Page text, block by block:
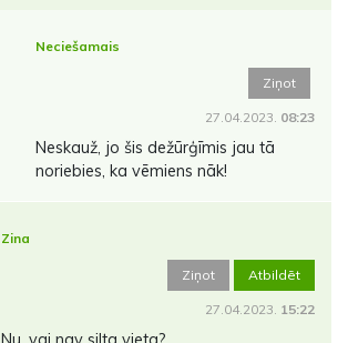
Neciešamais
Ziņot
27.04.2023. 08:23
Neskauž, jo šis dežūrģīmis jau tā
noriebies, ka vēmiens nāk!
Zina
Ziņot Atbildēt
27.04.2023. 15:22